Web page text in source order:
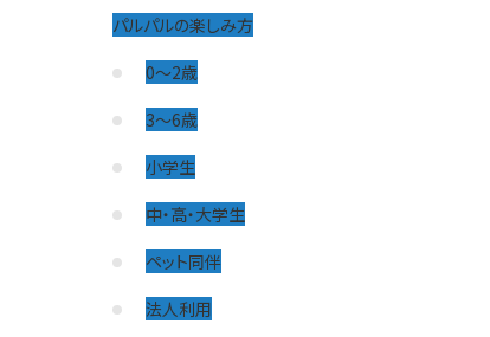
パルパルの楽しみ方
0〜2歳
3〜6歳
小学生
中・高・大学生
ペット同伴
法人利用